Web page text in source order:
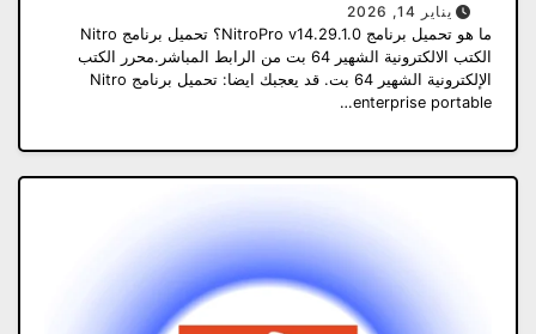
يناير 14, 2026
ما هو تحميل برنامج NitroPro v14.29.1.0؟ تحميل برنامج Nitro
الكتب الالكترونية الشهير 64 بت من الرابط المباشر.محرر الكتب
الإلكترونية الشهير 64 بت. قد يعجبك ايضا: تحميل برنامج Nitro
enterprise portable…